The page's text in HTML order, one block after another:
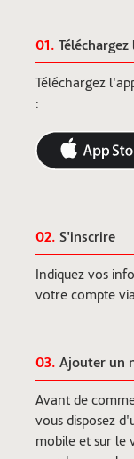
01.
Téléchargez
:
02. S'inscrire
Indiquez vos
votre compte
03. Ajouter un
Avant de
vous disposez
mobile et sur le